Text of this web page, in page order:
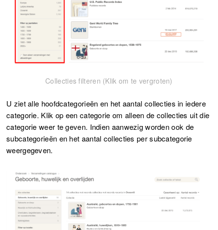
Collecties filteren (Klik om te vergroten)
U ziet alle hoofdcategorieën en het aantal collecties in iedere
categorie. Klik op een categorie om alleen de collecties uit die
categorie weer te geven. Indien aanwezig worden ook de
subcategorieën en het aantal collecties per subcategorie
weergegeven.